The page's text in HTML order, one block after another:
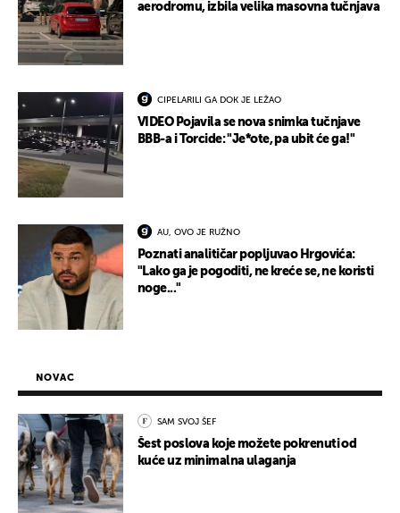
aerodromu, izbila velika masovna tučnjava
CIPELARILI GA DOK JE LEŽAO
VIDEO Pojavila se nova snimka tučnjave
BBB-a i Torcide: "Je*ote, pa ubit će ga!"
AU, OVO JE RUŽNO
Poznati analitičar popljuvao Hrgovića:
"Lako ga je pogoditi, ne kreće se, ne koristi
noge..."
NOVAC
SAM SVOJ ŠEF
Šest poslova koje možete pokrenuti od
kuće uz minimalna ulaganja